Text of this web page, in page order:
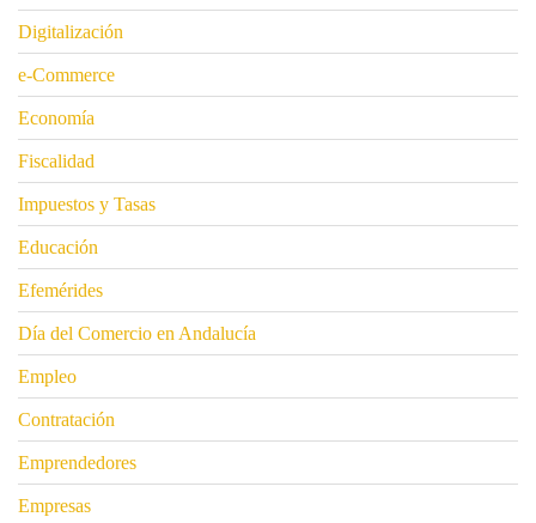
Digitalización
e-Commerce
Economía
Fiscalidad
Impuestos y Tasas
Educación
Efemérides
Día del Comercio en Andalucía
Empleo
Contratación
Emprendedores
Empresas